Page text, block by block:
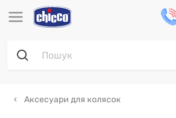
Аксесуари для колясок